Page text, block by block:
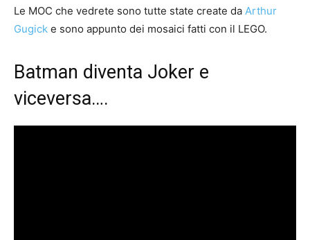
Le MOC che vedrete sono tutte state create da Arthur
Gugick e sono appunto dei mosaici fatti con il LEGO.
Batman diventa Joker e
viceversa….